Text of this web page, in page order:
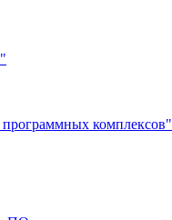
комплексов"